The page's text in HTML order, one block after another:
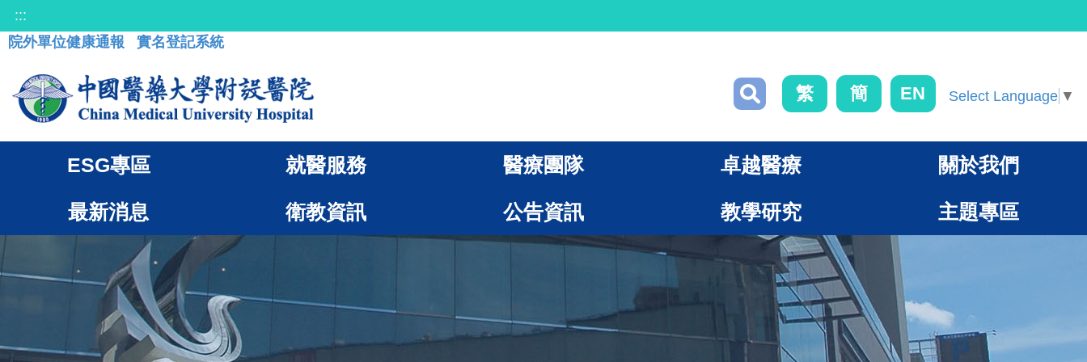
:::
院外單位健康通報
實名登記系統
繁 簡 EN Select Language ▼
ESG專區 就醫服務 醫療團隊 卓越醫療 關於我們
最新消息 衛教資訊 公告資訊 教學研究 主題專區